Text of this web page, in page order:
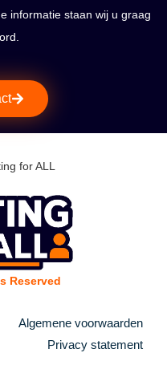
informatie staan wij u graag
for ALL
Reserved
Algemene voorwaarden
Privacy statement